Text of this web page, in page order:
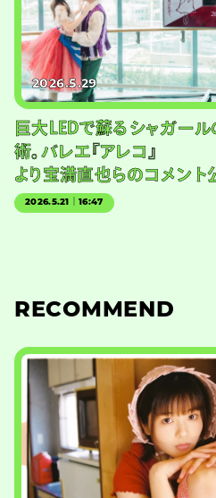
2026.5.29
巨大LEDで蘇るシャガー
術。バレエ『アレコ』
より宝満直也らのコメント
2026.5.21｜16:47
RECOMMEND